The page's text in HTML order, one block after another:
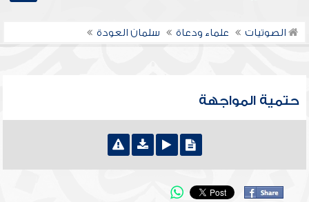
الصوتيات علماء ودعاة سلمان العودة
حتمية المواجهة